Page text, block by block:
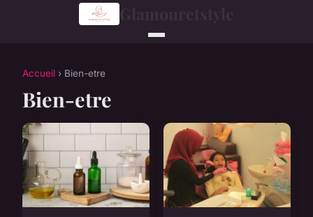
Accueil › Bien-etre
Bien-etre